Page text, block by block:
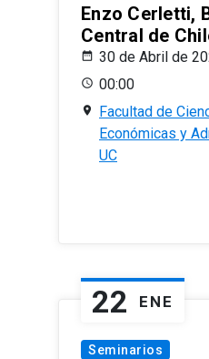
Enzo Cerletti,
Central de
30 de Abril de
00:00
Facultad de
Económicas y
UC
22 ENE
Seminarios